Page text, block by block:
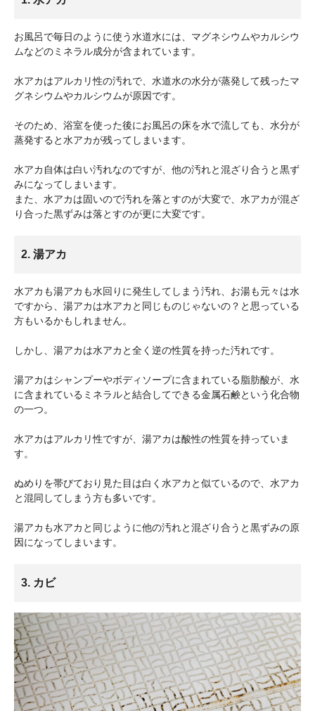
お風呂で毎日のように使う水道水には、マグネシウムやカルシウ
ムなどのミネラル成分が含まれています。
水アカはアルカリ性の汚れで、水道水の水分が蒸発して残ったマ
グネシウムやカルシウムが原因です。
そのため、浴室を使った後にお風呂の床を水で流しても、水分が
蒸発すると水アカが残ってしまいます。
水アカ自体は白い汚れなのですが、他の汚れと混ざり合うと黒ず
みになってしまいます。
また、水アカは固いので汚れを落とすのが大変で、水アカが混ざ
り合った黒ずみは落とすのが更に大変です。
2. 湯アカ
水アカも湯アカも水回りに発生してしまう汚れ、お湯も元々は水
ですから、湯アカは水アカと同じものじゃないの？と思っている
方もいるかもしれません。
しかし、湯アカは水アカと全く逆の性質を持った汚れです。
湯アカはシャンプーやボディソープに含まれている脂肪酸が、水
に含まれているミネラルと結合してできる金属石鹸という化合物
の一つ。
水アカはアルカリ性ですが、湯アカは酸性の性質を持っていま
す。
ぬめりを帯びており見た目は白く水アカと似ているので、水アカ
と混同してしまう方も多いです。
湯アカも水アカと同じように他の汚れと混ざり合うと黒ずみの原
因になってしまいます。
3. カビ